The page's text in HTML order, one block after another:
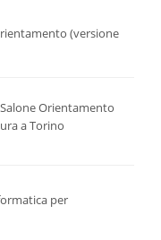
(versione
Orientamento
a Torino
per